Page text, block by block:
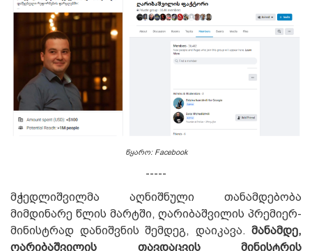
წყარო: Facebook
-----
მჭედლიშვილმა აღნიშნული თანამდებობა
მიმდინარე წლის მარტში, ღარიბაშვილის პრემიერ-
მინისტრად დანიშვნის შემდეგ, დაიკავა. მანამდე,
ღარიბაშვილის თავდაცვის მინისტრის